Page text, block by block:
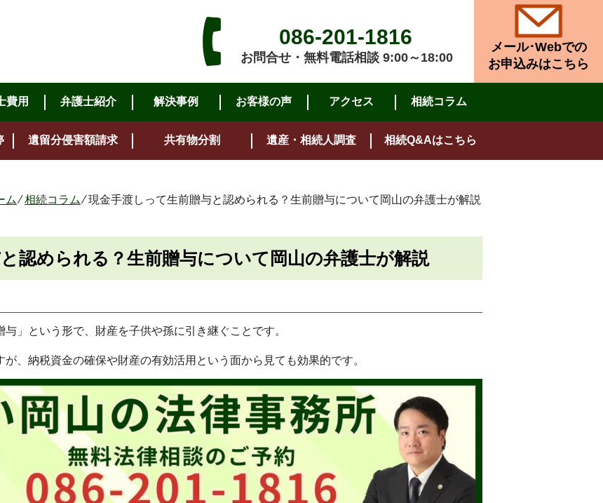
086-201-1816
お問合せ・無料電話相談 9:00～18:00
メール･Webでの
お申込みはこちら
費用 弁護士紹介 解決事例 お客様の声 アクセス 相続コラム
遺留分侵害額請求 共有物分割 遺産・相続人調査 相続Q&Aはこちら
ム⁄相続コラム⁄現金手渡しって生前贈与と認められる？生前贈与について岡山の弁護士が解説
認められる？生前贈与について岡山の弁護士が解説
」という形で、財産を子供や孫に引き継ぐことです。
、納税資金の確保や財産の有効活用という面から見ても効果的です。